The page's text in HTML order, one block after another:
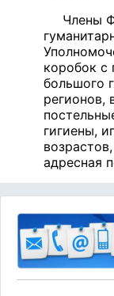
Члены
коробок с
большого
регионов,
гигиены,
адресная